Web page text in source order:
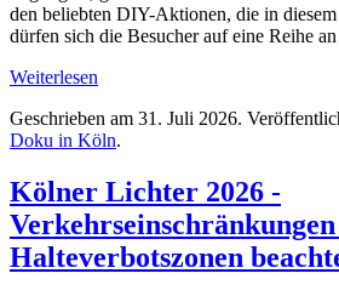
den beliebten DIY-Aktionen, die in
dürfen sich die Besucher auf eine Reihe
Weiterlesen
Geschrieben am 31. Juli 2026.
Doku in Köln.
Kölner Lichter 2026 -
Halteverbotszonen